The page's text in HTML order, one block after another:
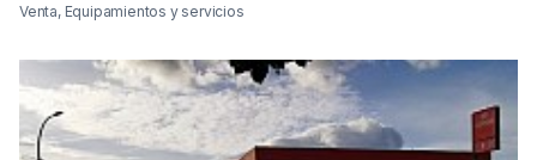
Venta, Equipamientos y servicios